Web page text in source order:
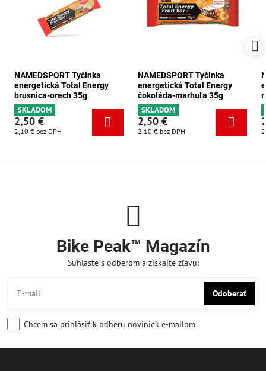
NAMEDSPORT Tyčinka
energetická Total Energy
brusnica-orech 35g
SKLADOM
2,50 €
2,10 € bez DPH
NAMEDSPORT Tyčinka
energetická Total Energy
čokoláda-marhuľa 35g
SKLADOM
2,50 €
2,10 € bez DPH
Bike Peak™ Magazín
Súhlaste s odberom a získajte zľavu:
Odoberať
Chcem sa prihlásiť k odberu noviniek e-mailom